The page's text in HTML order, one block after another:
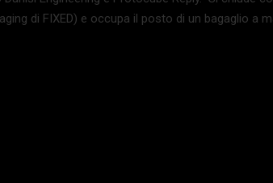
di FIXED) e occupa il posto di un bagaglio a